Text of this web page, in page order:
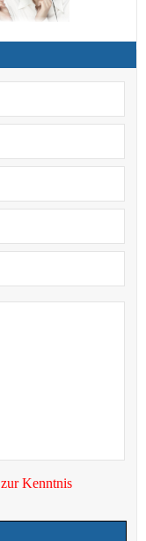
zur Kenntnis